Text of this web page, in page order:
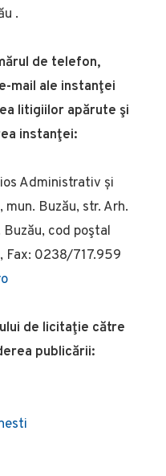
.
de telefon,
mail ale instanţei
litigiilor apărute şi
instanţei:
Administrativ și
mun. Buzău, str. Arh.
cod poştal
Fax: 0238/717.959
de licitaţie către
publicării: